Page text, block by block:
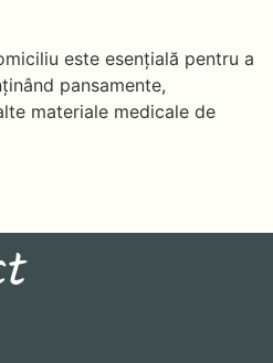
este esențială pentru a
pansamente,
materiale medicale de